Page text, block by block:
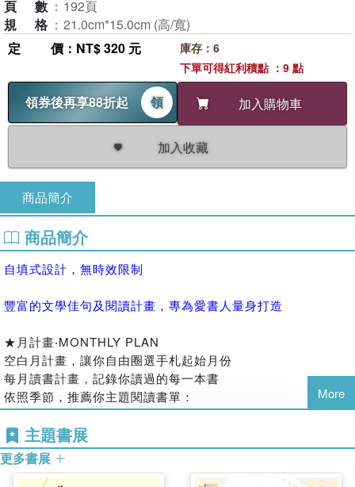
頁數 ： 192頁
規格 ： 21.0cm*15.0cm (高/寬)
定價 ：NT$ 320 元
領券後再享88折起 領 加入購物車
加入收藏
庫存：6
下單可得紅利積點 ：9 點
商品簡介
商品簡介
自填式設計，無時效限制
豐富的文學佳句及閱讀計畫，專為愛書人量身打造
★月計畫‧MONTHLY PLAN
空白月計畫，讓你自由圈選手札起始月份
每月讀書計畫，記錄你讀過的每一本書
依照季節，推薦你主題閱讀書單：
春季—在春季的暖陽下，品味各種愛恨情仇
夏季—富有寓意的故事，安撫夏日躁動的神經
秋季—優雅的讀書之秋，用文字治癒你的心
冬季—寒冷的冬日，反思大時代的美麗與哀愁
More
主題書展
更多書展